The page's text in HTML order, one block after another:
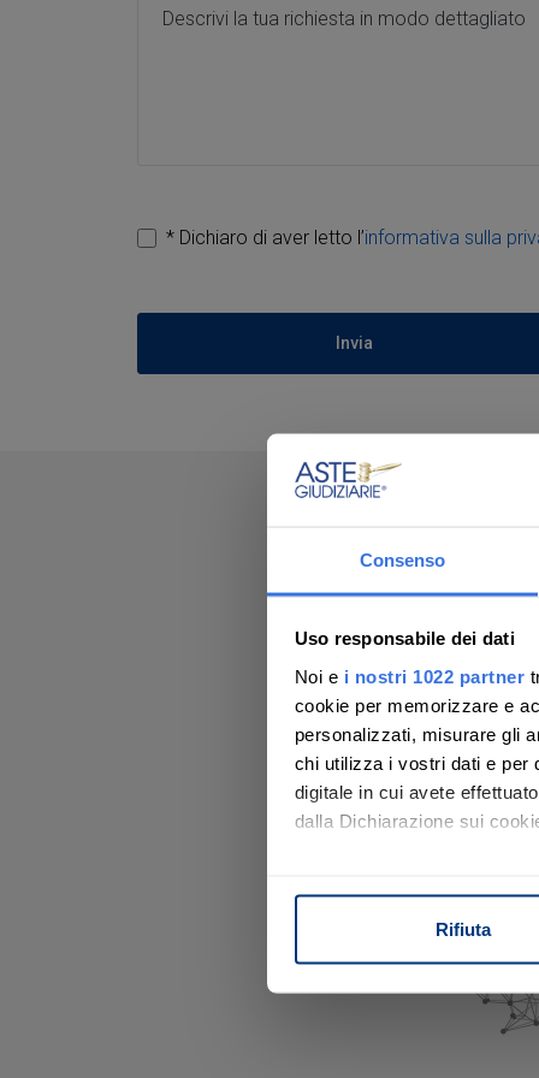
Consenso
Uso responsabile dei dati
Noi e i nostri 1022 partner
cookie per memorizzare e
personalizzati, misurare gli
chi utilizza i vostri dati e per
digitale in cui avete
dalla Dichiarazione sui
Identificare il tuo
digitali).
Approfondisci come
modificare o ritirare il tuo
Rifiuta
* Dichiaro di aver letto l’informativa sulla
Invia
La Società ha una rete di
Ti aiutiamo a
partecipare
Con noi,
Scopri il servizio